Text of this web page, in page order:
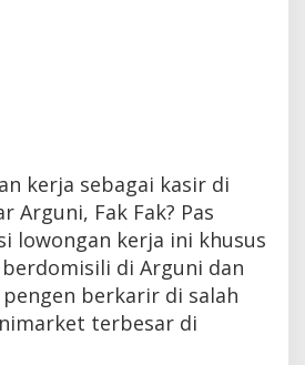
kerja sebagai kasir di
Arguni, Fak Fak? Pas
lowongan kerja ini khusus
di Arguni dan
berkarir di salah
terbesar di